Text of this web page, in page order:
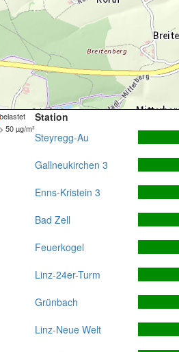
belastet
> 50 µg/m³
Station
Steyregg-Au
Gallneukirchen 3
Enns-Kristein 3
Bad Zell
Feuerkogel
Linz-24er-Turm
Grünbach
Linz-Neue Welt